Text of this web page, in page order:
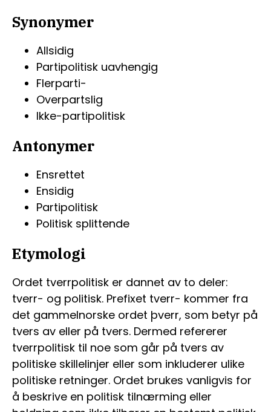
Synonymer
Allsidig
Partipolitisk uavhengig
Flerparti-
Overpartslig
Ikke-partipolitisk
Antonymer
Ensrettet
Ensidig
Partipolitisk
Politisk splittende
Etymologi
Ordet tverrpolitisk er dannet av to deler:
tverr- og politisk. Prefixet tverr- kommer fra
det gammelnorske ordet þverr, som betyr på
tvers av eller på tvers. Dermed refererer
tverrpolitisk til noe som går på tvers av
politiske skillelinjer eller som inkluderer ulike
politiske retninger. Ordet brukes vanligvis for
å beskrive en politisk tilnærming eller